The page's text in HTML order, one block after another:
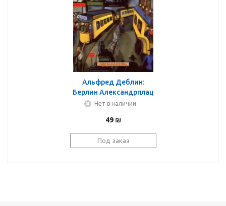
Альфред Деблин:
Берлин Александрплац
Нет в наличии
49 ₪
Под заказ